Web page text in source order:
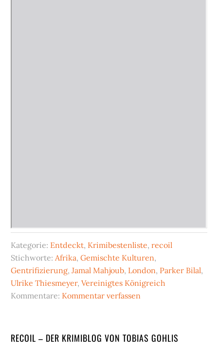
Kategorie: Entdeckt, Krimibestenliste,recoil
Stichworte: Afrika,Gemischte Kulturen,
Gentrifizierung,Jamal Mahjoub, London, Parker Bilal,
Ulrike Thiesmeyer,Vereinigtes Königreich
Kommentare: Kommentar verfassen
Seitenspalte
RECOIL – DER KRIMIBLOG VON TOBIAS GOHLIS